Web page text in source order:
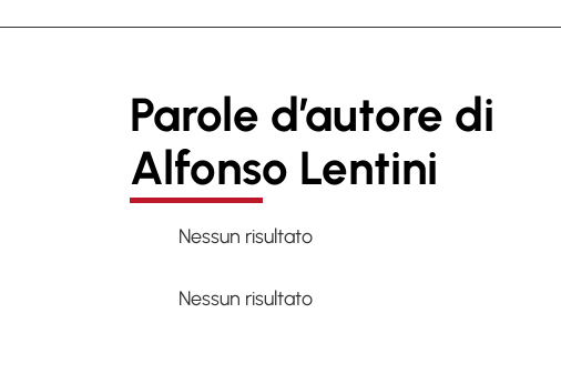
Parole d’autore di
Alfonso Lentini
Nessun risultato
Nessun risultato